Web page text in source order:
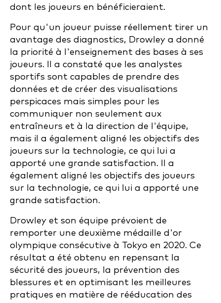
dont les joueurs en bénéficieraient.
Pour qu'un joueur puisse réellement tirer un
avantage des diagnostics, Drowley a donné
la priorité à l'enseignement des bases à ses
joueurs. Il a constaté que
les analystes
sportifs sont capables de prendre des
données et de créer des visualisations
perspicaces mais simples pour les
communiquer non seulement aux
entraîneurs et à la direction de l'équipe,
mais il a également aligné les objectifs des
joueurs sur la technologie, ce qui lui a
apporté une grande satisfaction.
Il a
également aligné les objectifs des joueurs
sur la technologie, ce qui lui a apporté une
grande satisfaction.
Drowley et son équipe prévoient de
remporter une deuxième médaille d'or
olympique consécutive à Tokyo en 2020. Ce
résultat a été obtenu en repensant la
sécurité des joueurs, la prévention des
blessures et en optimisant les meilleures
pratiques en matière de rééducation des